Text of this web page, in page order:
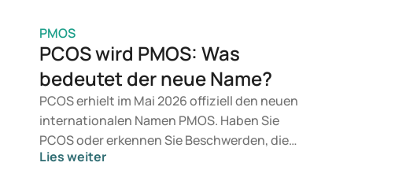
PMOS
PCOS wird PMOS: Was
bedeutet der neue Name?
PCOS erhielt im Mai 2026 offiziell den neuen
internationalen Namen PMOS. Haben Sie
PCOS oder erkennen Sie Beschwerden, die
dazu passen? Medizinisch ändert sich
Lies weiter